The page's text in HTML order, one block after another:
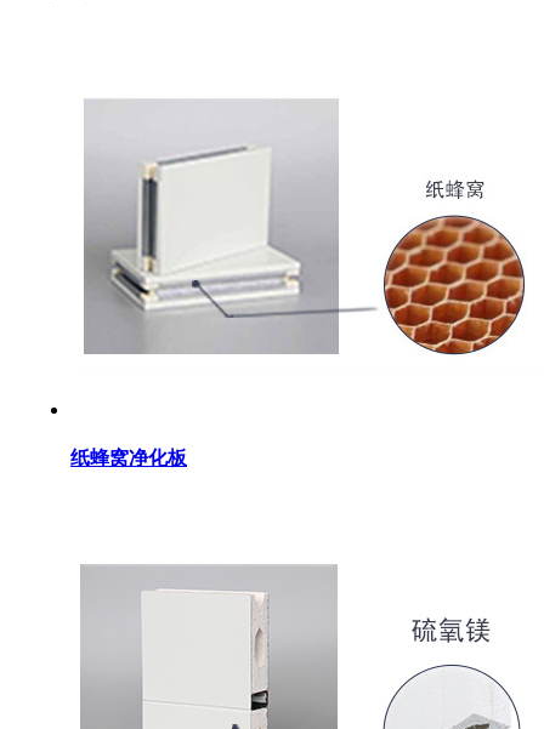
纸蜂窝净化板